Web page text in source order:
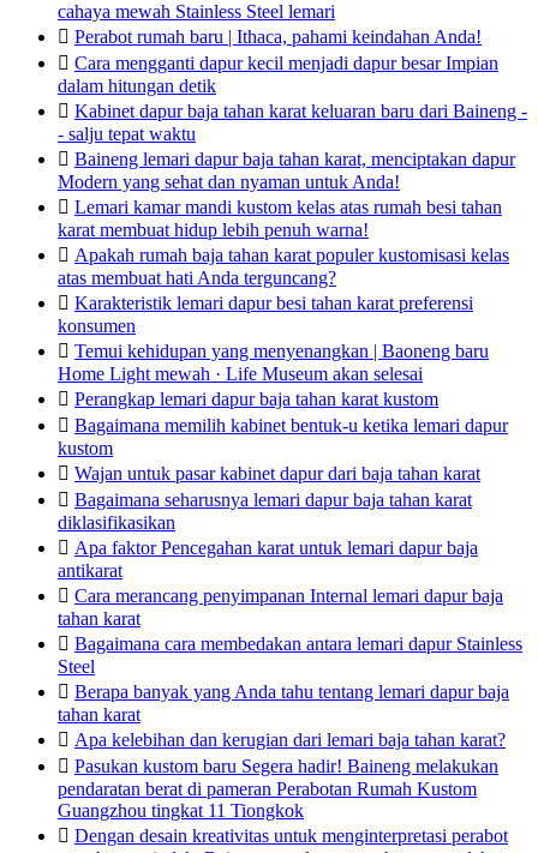
cahaya mewah Stainless Steel lemari
 Perabot rumah baru | Ithaca, pahami keindahan Anda!
 Cara mengganti dapur kecil menjadi dapur besar Impian
dalam hitungan detik
 Kabinet dapur baja tahan karat keluaran baru dari Baineng -
- salju tepat waktu
 Baineng lemari dapur baja tahan karat, menciptakan dapur
Modern yang sehat dan nyaman untuk Anda!
 Lemari kamar mandi kustom kelas atas rumah besi tahan
karat membuat hidup lebih penuh warna!
 Apakah rumah baja tahan karat populer kustomisasi kelas
atas membuat hati Anda terguncang?
 Karakteristik lemari dapur besi tahan karat preferensi
konsumen
 Temui kehidupan yang menyenangkan | Baoneng baru
Home Light mewah · Life Museum akan selesai
 Perangkap lemari dapur baja tahan karat kustom
 Bagaimana memilih kabinet bentuk-u ketika lemari dapur
kustom
 Wajan untuk pasar kabinet dapur dari baja tahan karat
 Bagaimana seharusnya lemari dapur baja tahan karat
diklasifikasikan
 Apa faktor Pencegahan karat untuk lemari dapur baja
antikarat
 Cara merancang penyimpanan Internal lemari dapur baja
tahan karat
 Bagaimana cara membedakan antara lemari dapur Stainless
Steel
 Berapa banyak yang Anda tahu tentang lemari dapur baja
tahan karat
 Apa kelebihan dan kerugian dari lemari baja tahan karat?
 Pasukan kustom baru Segera hadir! Baineng melakukan
pendaratan berat di pameran Perabotan Rumah Kustom
Guangzhou tingkat 11 Tiongkok
 Dengan desain kreativitas untuk menginterpretasi perabot